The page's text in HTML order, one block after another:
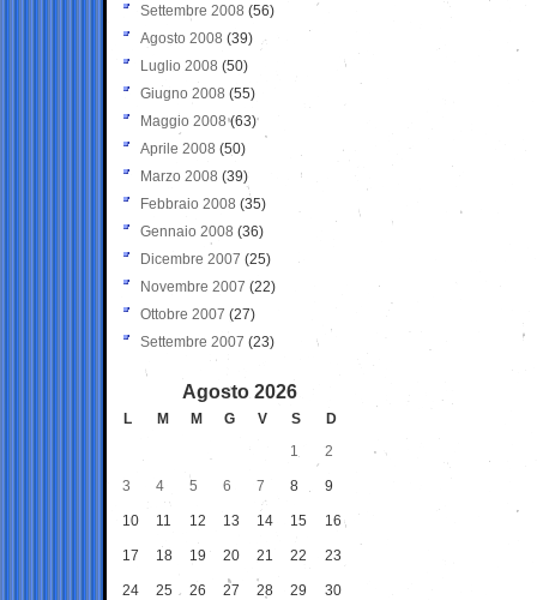
Settembre 2008 (56)
Agosto 2008 (39)
Luglio 2008 (50)
Giugno 2008 (55)
Maggio 2008(63)
Aprile 2008 (50)
Marzo 2008 (39)
Febbraio 2008 (35)
Gennaio 2008 (36)
Dicembre 2007 (25)
Novembre 2007 (22)
Ottobre 2007 (27)
Settembre 2007 (23)
Agosto 2026
L M M G V S
D
1
2
3 4 5 6 7 8 9
10 11 12 13 14 15 16
17 18 19 20 21 22 23
24 25 26 27 28 29 30